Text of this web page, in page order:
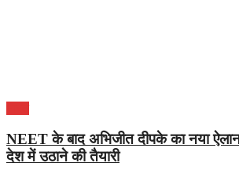
NEET के बाद अभिजीत दीपके का नया
देश में उठाने की तैयारी